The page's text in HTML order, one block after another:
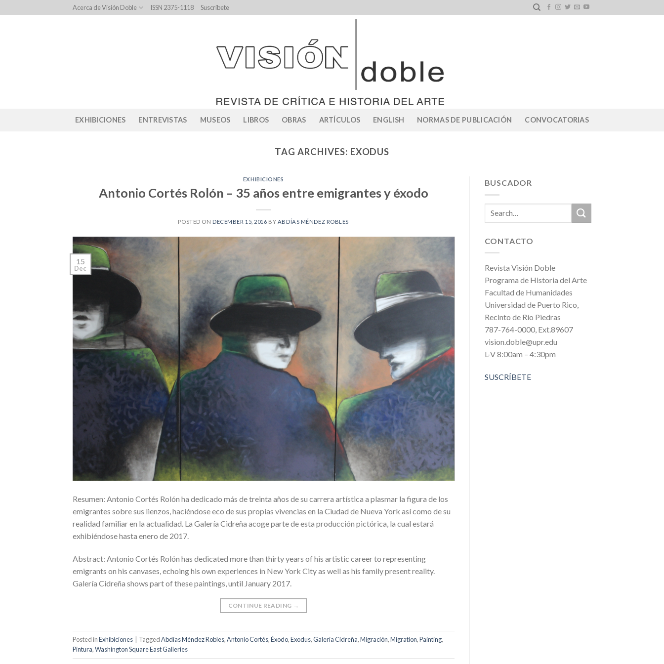
to
Acerca de Visión Doble ISSN 2375-1118 Suscríbete
EXHIBICIONES ENTREVISTAS MUSEOS LIBROS OBRAS ARTÍCULOS ENGLISH NORMAS DE PUBLICACIÓN CONVOCATORIAS
TAG ARCHIVES: EXODUS
EXHIBICIONES
Antonio Cortés Rolón – 35 años entre emigrantes y éxodo
POSTED ON DECEMBER 15, 2016 BY ABDÍAS MÉNDEZ ROBLES
15
Dec
Resumen: Antonio Cortés Rolón ha dedicado más de treinta años de su carrera artística a plasmar la figura de los
emigrantes sobre sus lienzos, haciéndose eco de sus propias vivencias en la Ciudad de Nueva York así como de su
realidad familiar en la actualidad. La Galería Cidreña acoge parte de esta producción pictórica, la cual estará
exhibiéndose hasta enero de 2017.
Abstract: Antonio Cortés Rolón has dedicated more than thirty years of his artistic career to representing
emigrants on his canvases, echoing his own experiences in New York City as well as his family present reality.
Galería Cidreña shows part of these paintings, until January 2017.
CONTINUE READING →
Posted inExhibiciones TaggedAbdías Méndez Robles,Antonio Cortés,Éxodo,Exodus,Galería Cidreña,Migración,Migration,Painting,
Pintura,Washington Square East Galleries
BUSCADOR
CONTACTO
Revista Visión Doble
Programa de Historia del Arte
Facultad de Humanidades
Universidad de Puerto Rico,
Recinto de Río Piedras
787-764-0000, Ext.89607
vision.doble@upr.edu
L-V 8:00am – 4:30pm
SUSCRÍBETE